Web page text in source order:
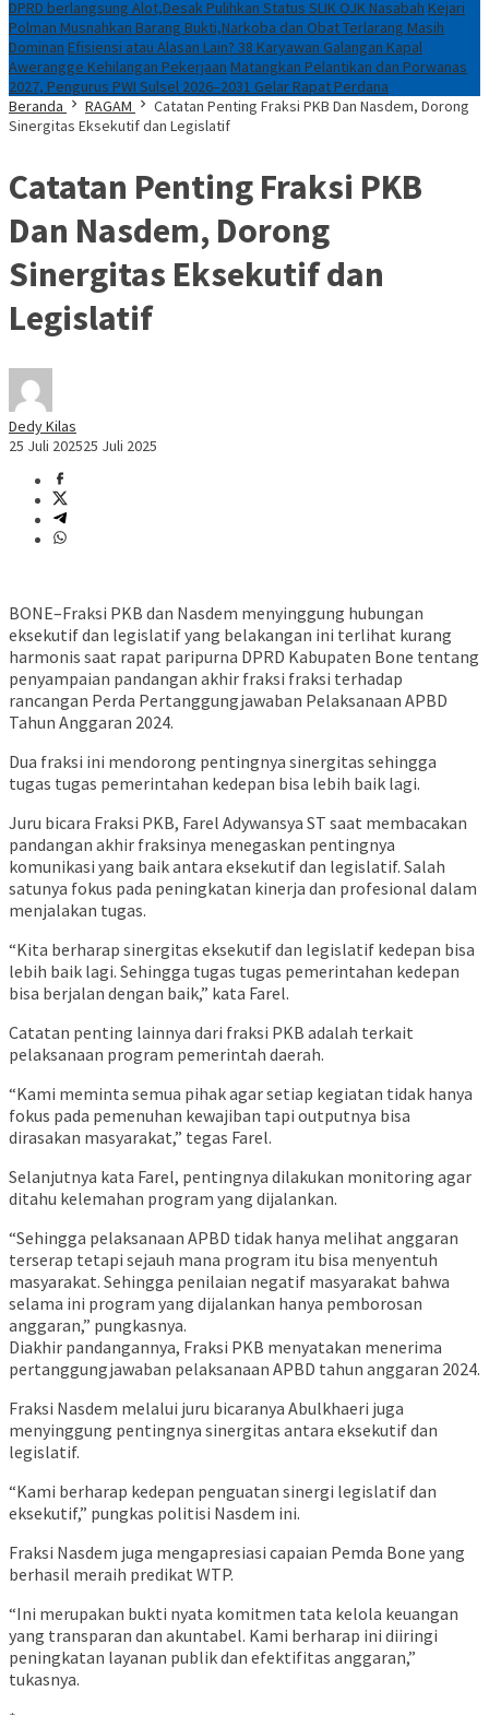
DPRD berlangsung Alot,Desak Pulihkan Status SLIK OJK Nasabah Kejari
Polman Musnahkan Barang Bukti,Narkoba dan Obat Terlarang Masih
Dominan Efisiensi atau Alasan Lain? 38 Karyawan Galangan Kapal
Awerangge Kehilangan Pekerjaan Matangkan Pelantikan dan Porwanas
2027, Pengurus PWI Sulsel 2026–2031 Gelar Rapat Perdana
Beranda
RAGAM
Catatan Penting Fraksi PKB Dan Nasdem, Dorong
Sinergitas Eksekutif dan Legislatif
Catatan Penting Fraksi PKB
Dan Nasdem, Dorong
Sinergitas Eksekutif dan
Legislatif
Dedy Kilas
25 Juli 202525 Juli 2025
BONE–Fraksi PKB dan Nasdem menyinggung hubungan
eksekutif dan legislatif yang belakangan ini terlihat kurang
harmonis saat rapat paripurna DPRD Kabupaten Bone tentang
penyampaian pandangan akhir fraksi fraksi terhadap
rancangan Perda Pertanggungjawaban Pelaksanaan APBD
Tahun Anggaran 2024.
Dua fraksi ini mendorong pentingnya sinergitas sehingga
tugas tugas pemerintahan kedepan bisa lebih baik lagi.
Juru bicara Fraksi PKB, Farel Adywansya ST saat membacakan
pandangan akhir fraksinya menegaskan pentingnya
komunikasi yang baik antara eksekutif dan legislatif. Salah
satunya fokus pada peningkatan kinerja dan profesional dalam
menjalakan tugas.
“Kita berharap sinergitas eksekutif dan legislatif kedepan bisa
lebih baik lagi. Sehingga tugas tugas pemerintahan kedepan
bisa berjalan dengan baik,” kata Farel.
Catatan penting lainnya dari fraksi PKB adalah terkait
pelaksanaan program pemerintah daerah.
“Kami meminta semua pihak agar setiap kegiatan tidak hanya
fokus pada pemenuhan kewajiban tapi outputnya bisa
dirasakan masyarakat,” tegas Farel.
Selanjutnya kata Farel, pentingnya dilakukan monitoring agar
ditahu kelemahan program yang dijalankan.
“Sehingga pelaksanaan APBD tidak hanya melihat anggaran
terserap tetapi sejauh mana program itu bisa menyentuh
masyarakat. Sehingga penilaian negatif masyarakat bahwa
selama ini program yang dijalankan hanya pemborosan
anggaran,” pungkasnya.
Diakhir pandangannya, Fraksi PKB menyatakan menerima
pertanggungjawaban pelaksanaan APBD tahun anggaran 2024.
Fraksi Nasdem melalui juru bicaranya Abulkhaeri juga
menyinggung pentingnya sinergitas antara eksekutif dan
legislatif.
“Kami berharap kedepan penguatan sinergi legislatif dan
eksekutif,” pungkas politisi Nasdem ini.
Fraksi Nasdem juga mengapresiasi capaian Pemda Bone yang
berhasil meraih predikat WTP.
“Ini merupakan bukti nyata komitmen tata kelola keuangan
yang transparan dan akuntabel. Kami berharap ini diiringi
peningkatan layanan publik dan efektifitas anggaran,”
tukasnya.